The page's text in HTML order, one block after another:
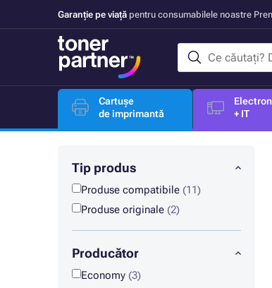
Garanție pe viață pentru consumabilele noastre
Cartușe
de imprimantă
+ IT
Tip produs
Produse compatibile (11)
Produse originale (2)
Producător
Economy (3)